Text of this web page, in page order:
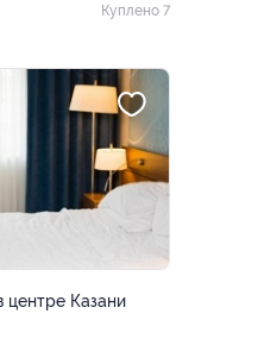
Куплено 7
центре Казани